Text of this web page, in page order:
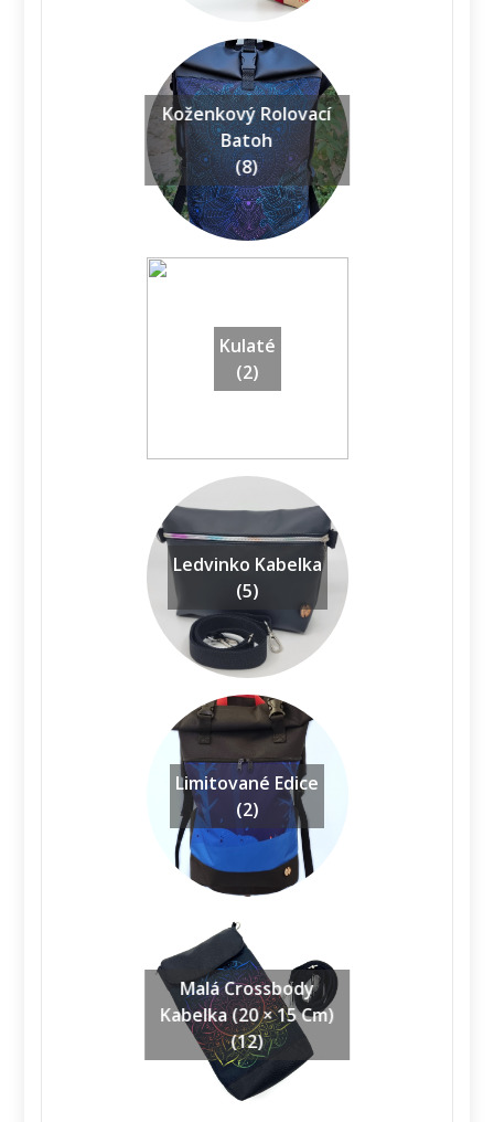
Koženkový Rolovací
Batoh
(8)
Kulaté
(2)
Ledvinko Kabelka
(5)
Limitované Edice
(2)
Malá Crossbody
Kabelka (20 × 15 Cm)
(12)